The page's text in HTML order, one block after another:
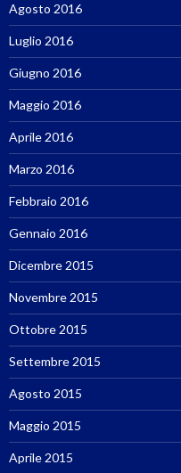
Agosto 2016
Luglio 2016
Giugno 2016
Maggio 2016
Aprile 2016
Marzo 2016
Febbraio 2016
Gennaio 2016
Dicembre 2015
Novembre 2015
Ottobre 2015
Settembre 2015
Agosto 2015
Maggio 2015
Aprile 2015